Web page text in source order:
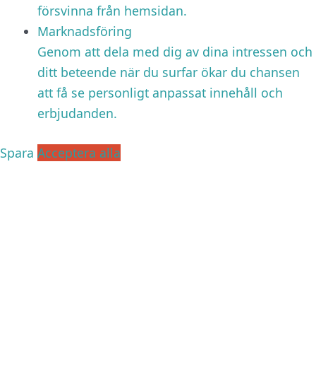
försvinna från hemsidan.
Marknadsföring
Genom att dela med dig av dina intressen och
ditt beteende när du surfar ökar du chansen
att få se personligt anpassat innehåll och
erbjudanden.
Spara Acceptera alla